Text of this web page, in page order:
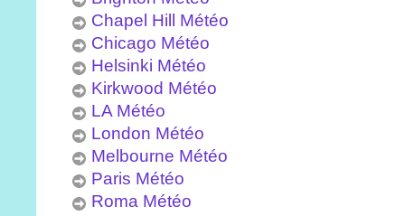
Chapel Hill Météo
Chicago Météo
Helsinki Météo
Kirkwood Météo
LA Météo
London Météo
Melbourne Météo
Paris Météo
Roma Météo